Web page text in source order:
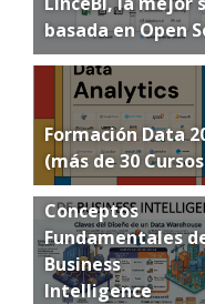
basada en Open
Formación Data
(más de 30
Conceptos
Fundamentales
Business
Intelligence